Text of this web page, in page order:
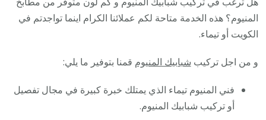
المنيوم؟ هذه الخدمة متاحة لكم عملائنا الكرام اينما تواجدتم في
الكويت أو تيماء.
و من اجل تركيب شبابيك المنيوم قمنا بتوفير ما يلي:
فني المنيوم تيماء الذي يمتلك خبرة كبيرة في مجال تفصيل
أو تركيب شبابيك المنيوم.